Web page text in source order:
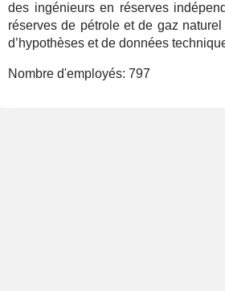
des ingénieurs en réserves
réserves de pétrole et de gaz naturel
d’hypothèses et de données
Nombre d'employés: 797